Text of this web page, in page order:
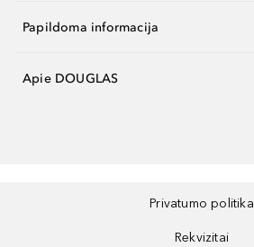
Papildoma informacija
Apie DOUGLAS
Privatumo politika
Rekvizitai